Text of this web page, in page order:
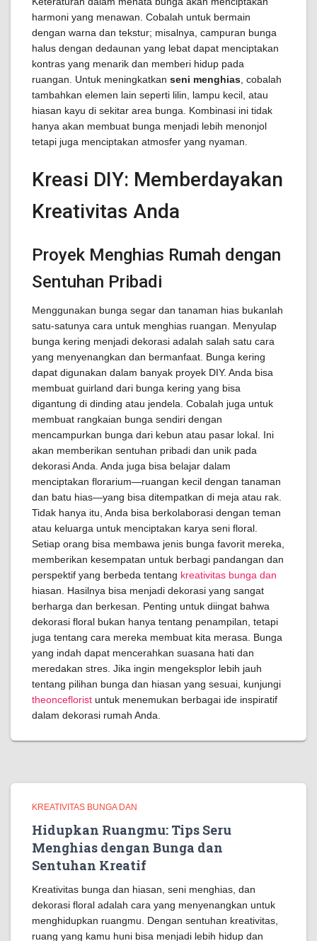
harmoni yang menawan. Cobalah untuk bermain
dengan warna dan tekstur; misalnya, campuran bunga
halus dengan dedaunan yang lebat dapat menciptakan
kontras yang menarik dan memberi hidup pada
ruangan. Untuk meningkatkan seni menghias , cobalah
tambahkan elemen lain seperti lilin, lampu kecil, atau
hiasan kayu di sekitar area bunga. Kombinasi ini tidak
hanya akan membuat bunga menjadi lebih menonjol
tetapi juga menciptakan atmosfer yang nyaman.
Kreasi DIY: Memberdayakan
Kreativitas Anda
Proyek Menghias Rumah dengan
Sentuhan Pribadi
Menggunakan bunga segar dan tanaman hias bukanlah
satu-satunya cara untuk menghias ruangan. Menyulap
bunga kering menjadi dekorasi adalah salah satu cara
yang menyenangkan dan bermanfaat. Bunga kering
dapat digunakan dalam banyak proyek DIY. Anda bisa
membuat guirland dari bunga kering yang bisa
digantung di dinding atau jendela. Cobalah juga untuk
membuat rangkaian bunga sendiri dengan
mencampurkan bunga dari kebun atau pasar lokal. Ini
akan memberikan sentuhan pribadi dan unik pada
dekorasi Anda. Anda juga bisa belajar dalam
menciptakan florarium—ruangan kecil dengan tanaman
dan batu hias—yang bisa ditempatkan di meja atau rak.
Tidak hanya itu, Anda bisa berkolaborasi dengan teman
atau keluarga untuk menciptakan karya seni floral.
Setiap orang bisa membawa jenis bunga favorit mereka,
memberikan kesempatan untuk berbagi pandangan dan
perspektif yang berbeda tentang kreativitas bunga dan
hiasan. Hasilnya bisa menjadi dekorasi yang sangat
berharga dan berkesan. Penting untuk diingat bahwa
dekorasi floral bukan hanya tentang penampilan, tetapi
juga tentang cara mereka membuat kita merasa. Bunga
yang indah dapat mencerahkan suasana hati dan
meredakan stres. Jika ingin mengeksplor lebih jauh
tentang pilihan bunga dan hiasan yang sesuai, kunjungi
theonceflorist untuk menemukan berbagai ide inspiratif
dalam dekorasi rumah Anda.
KREATIVITAS BUNGA DAN
Hidupkan Ruangmu: Tips Seru
Menghias dengan Bunga dan
Sentuhan Kreatif
Kreativitas bunga dan hiasan, seni menghias, dan
dekorasi floral adalah cara yang menyenangkan untuk
menghidupkan ruangmu. Dengan sentuhan kreativitas,
ruang yang kamu huni bisa menjadi lebih hidup dan